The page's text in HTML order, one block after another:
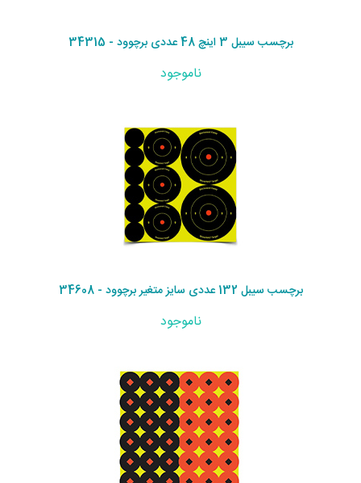
برچسب سیبل 3 اینچ 48 عددی برچوود - 34315
ناموجود
برچسب سیبل 132 عددی سایز متغیر برچوود - 34608
ناموجود